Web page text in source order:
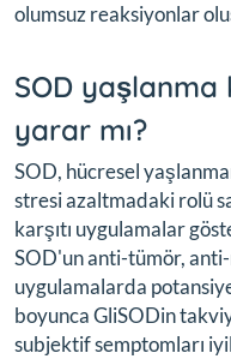
olumsuz reaksiyonlar
SOD yaşlanma
yarar mı?
SOD, hücresel
stresi azaltmadaki rolü
karşıtı uygulamalar
SOD'un anti-tümör,
uygulamalarda
boyunca GliSODin
subjektif semptomları